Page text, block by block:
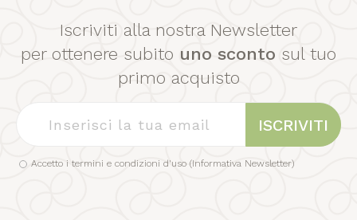
Iscriviti alla nostra Newsletter
per ottenere subito uno sconto sul tuo
primo acquisto
ISCRIVITI
Accetto i termini e condizioni d'uso (Informativa Newsletter)